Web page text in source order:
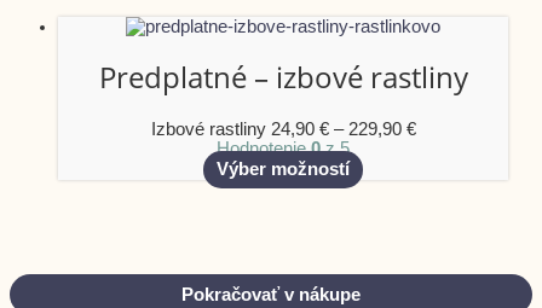
Predplatné – izbové rastliny
Izbové rastliny 24,90 € – 229,90 €
Price
24,90 €
through
229,90 €
Hodnotenie0z 5
Výber možností
This
multiple
The
options
may
be
page
Pokračovať v nákupe